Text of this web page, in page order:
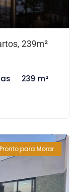
239m²
239 m²
Pronto para Morar